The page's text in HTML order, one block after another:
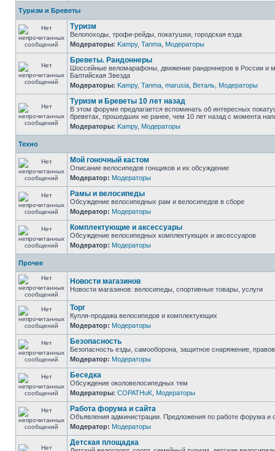
Туризм и Бреветы
Туризм
Велопоходы, трофи-рейды, покатушки, городская езда
Модераторы: Kampy, Tanma Модераторы
Бреветы. Рандоннеры
Шоссейные веломарафоны, движение рандоннеров в России и
Балтийская Звезда
Модераторы: Kampy, Tanma marusia Веталь Модераторы
Туризм и Бреветы 10 лет назад
В этом форуме предлагается вспоминать об интересных
бреветах, прошедших не ранее, чем 10 лет назад с момента
Модераторы: Kampy, Модераторы
Техно
Мой гоночный кастом
Описание велосипедов гонщиков и их обсуждение
Модератор: Модераторы
Рамы и велосипеды
Обсуждение велосипедных рам и велосипедов в сборе
Модератор: Модераторы
Комплектующие и аксессуары
Обсуждение велосипедных комплектующих и аксессуаров
Модератор: Модераторы
Прочее
Новости магазинов
Новости магазинов: велосипеды, спортивные товары, услуги
Торг
Купля-продажа велосипедов и комплектующих
Модератор: Модераторы
Безопасность
Безопасность езды, самооборона, защитное снаряжение,
Модератор: Модераторы
Беседка
Обсуждение околовелосипедных тем
Модераторы: COPATHuK Модераторы
Работа форума и сайта
Объявления администрации. Предложения по работе форума и
Модератор: Модераторы
Детская площадка